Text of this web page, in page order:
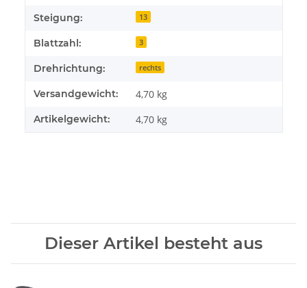
Steigung: 13
Blattzahl: 3
Drehrichtung: rechts
Versandgewicht: 4,70 kg
Artikelgewicht: 4,70 kg
Dieser Artikel besteht aus